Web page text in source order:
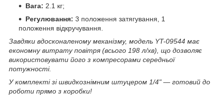
Вага: 2.1 кг;
Регулювання: 3 положення затягування, 1
положення відкручування.
Завдяки вдосконаленому механізму, модель YT-09544 має
економну витрату повітря (всього 198 л/хв), що дозволяє
використовувати його з компресорами середньої
потужності.
У комплекті зі швидкознімним штуцером 1/4" — готовий до
роботи прямо з коробки!